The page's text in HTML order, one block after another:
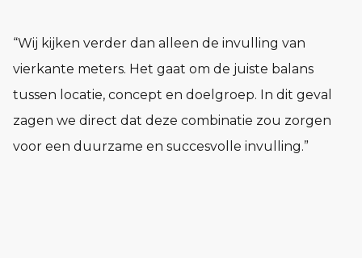
“Wij kijken verder dan alleen de invulling van
vierkante meters. Het gaat om de juiste balans
tussen locatie, concept en doelgroep. In dit geval
zagen we direct dat deze combinatie zou zorgen
voor een duurzame en succesvolle invulling.”